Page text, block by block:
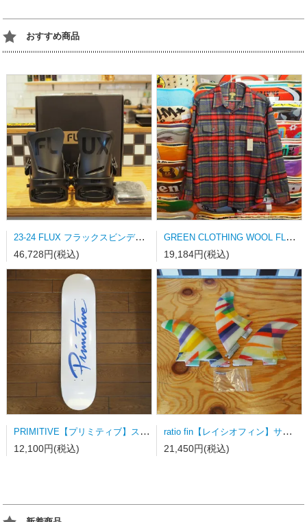
おすすめ商品
23-24 FLUX フラックスビンディング DS-LTD MATT BLACK Mサイズ
46,728円(税込)
GREEN CLOTHING WOOL FLANNEL SHRAT Lサイズ
19,184円(税込)
PRIMITIVE【プリミティブ】スケートボードデッキ NUEVO SCRIPT WHITE/DODGERS BLUE
12,100円(税込)
ratio fin【レイシオフィン】サーフボードフィン FCSⅡ用トライフィン Sサイズ カラーストライプ
21,450円(税込)